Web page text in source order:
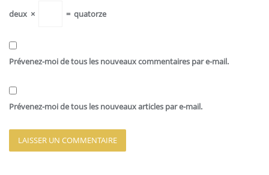
deux × = quatorze
Prévenez-moi de tous les nouveaux commentaires par e-mail.
Prévenez-moi de tous les nouveaux articles par e-mail.